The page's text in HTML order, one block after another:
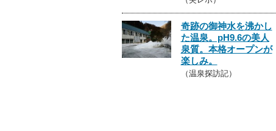
奇跡の御神水を沸かし
た温泉。pH9.6の美人
泉質。本格オープンが
楽しみ。
（温泉探訪記）